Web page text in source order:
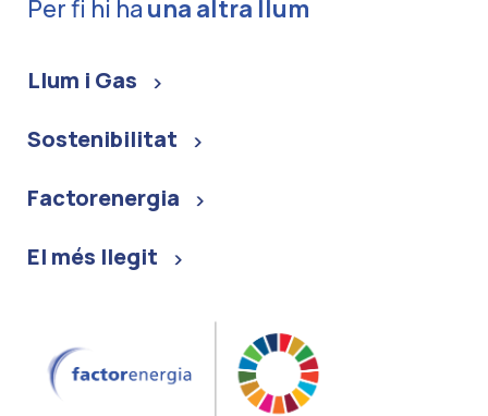
Per fi hi ha una altra llum
Llum i Gas
Sostenibilitat
Factorenergia
El més llegit